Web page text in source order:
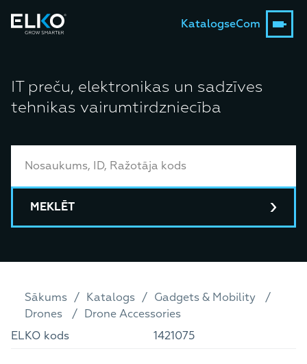
KatalogseCom
IT preču, elektronikas un sadzīves
tehnikas vairumtirdzniecība
MEKLĒT
Sākums Katalogs
Gadgets & Mobility
Drones
Drone Accessories
ELKO kods
1421075